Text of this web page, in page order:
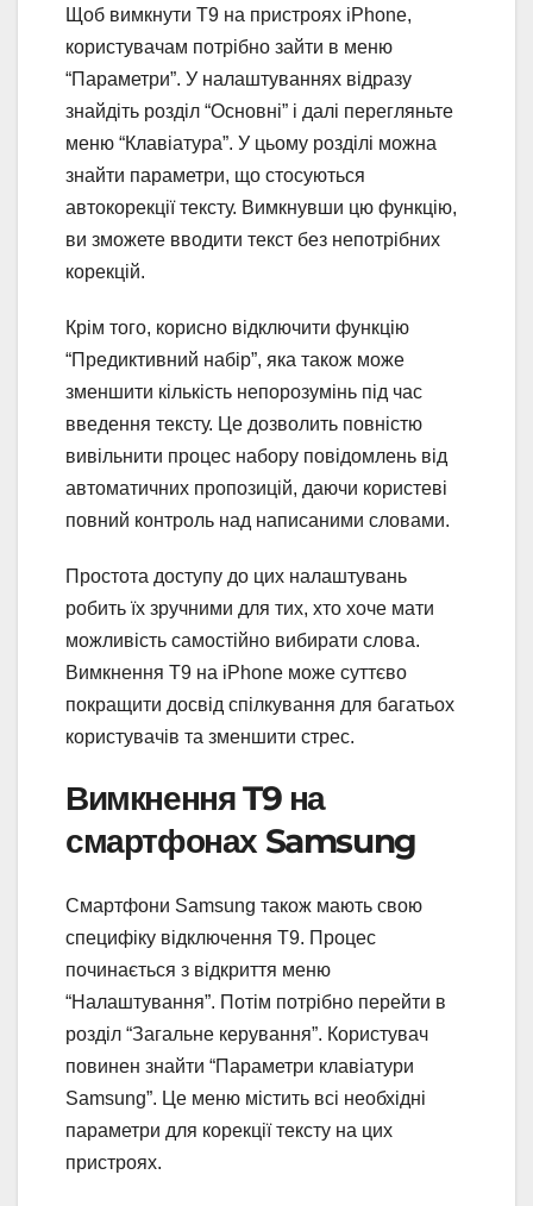
Щоб вимкнути T9 на пристроях iPhone,
користувачам потрібно зайти в меню
“Параметри”. У налаштуваннях відразу
знайдіть розділ “Основні” і далі перегляньте
меню “Клавіатура”. У цьому розділі можна
знайти параметри, що стосуються
автокорекції тексту. Вимкнувши цю функцію,
ви зможете вводити текст без непотрібних
корекцій.
Крім того, корисно відключити функцію
“Предиктивний набір”, яка також може
зменшити кількість непорозумінь під час
введення тексту. Це дозволить повністю
вивільнити процес набору повідомлень від
автоматичних пропозицій, даючи користеві
повний контроль над написаними словами.
Простота доступу до цих налаштувань
робить їх зручними для тих, хто хоче мати
можливість самостійно вибирати слова.
Вимкнення T9 на iPhone може суттєво
покращити досвід спілкування для багатьох
користувачів та зменшити стрес.
Вимкнення T9 на
смартфонах Samsung
Смартфони Samsung також мають свою
специфіку відключення T9. Процес
починається з відкриття меню
“Налаштування”. Потім потрібно перейти в
розділ “Загальне керування”. Користувач
повинен знайти “Параметри клавіатури
Samsung”. Це меню містить всі необхідні
параметри для корекції тексту на цих
пристроях.